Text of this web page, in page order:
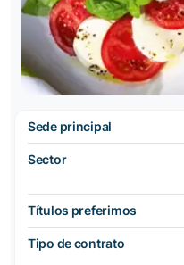
Sede principal
Sector
Títulos preferimos
Tipo de contrato